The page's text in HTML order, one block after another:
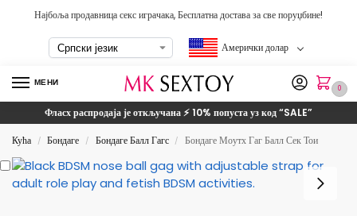
Најбоља продавница секс играчака, Бесплатна достава за све поруџбине!
Амерички долар
МЕНИ
0
Фласх распродаја је откључана ⚡ 10% попуста уз код“SALE”
Кућа / Бондаге / Бондаге Балл Гагс / Бондаге Моутх Гаг Балл Сек Тои